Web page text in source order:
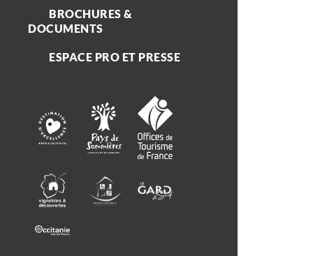
BROCHURES &
DOCUMENTS
ESPACE PRO ET PRESSE